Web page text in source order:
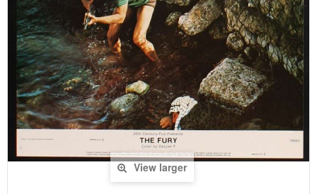
View larger